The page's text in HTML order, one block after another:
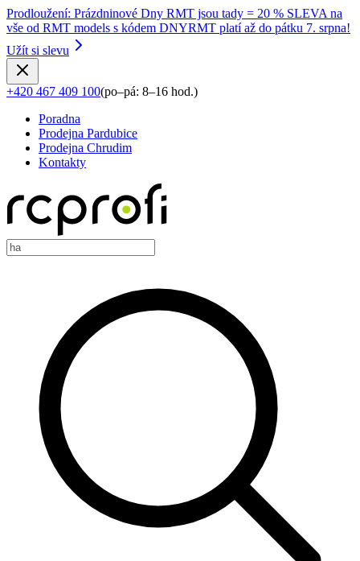
Prodloužení: Prázdninové Dny RMT jsou tady = 20 % SLEVA na
vše od RMT models s kódem DNYRMT platí až do pátku 7. srpna!
Užít si slevu
+420 467 409 100(po–pá: 8–16 hod.)
Poradna
Prodejna Pardubice
Prodejna Chrudim
Kontakty